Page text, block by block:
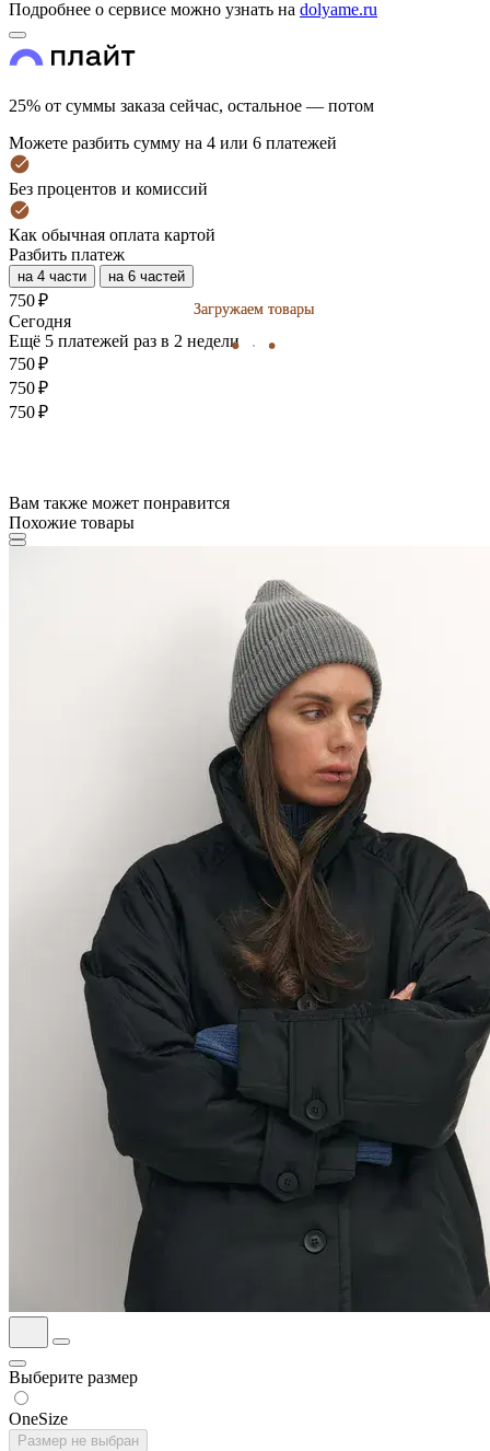
Подробнее о сервисе можно узнать на dolyame.ru
25% от суммы заказа сейчас, остальное — потом
Можете разбить сумму на 4 или 6 платежей
Без процентов и комиссий
Как обычная оплата картой
Разбить платеж
на 4 части на 6 частей
750 ₽
Cегодня
Ещё 5 платежей раз в 2 недели
750 ₽
750 ₽
750 ₽
Вам также может понравится
Похожие товары
Выберите размер
OneSize
Размер не выбран
Загружаем товары
Загружаем товары